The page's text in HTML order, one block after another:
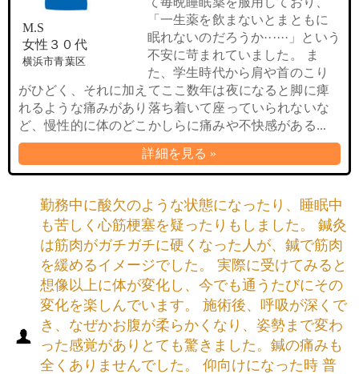
M.S
女性３０代
横浜市青葉区
「一生薬を飲まないとまともに
眠れないのだろうか······」という
不安に苛まれていました。 ま
た、学生時代から肩や首のこり
がひどく、それに加えてここ数年は夜になると脚に痺
れるような痛みがあり落ち着いて座っていられないな
ど、慢性的に体のどこかしらに痛みや不快感がある...
詳細を見る »
勤務中に酸欠のような状態になったり、睡眠中
も苦しく心筋梗塞を疑ったりもしました。 鍼灸
は筋肉がガチガチに硬くなった人が、鍼で筋肉
を緩めるイメージでした。 実際に受けてみると
想像以上に体が変化し、今でも通うたびにその
変化を楽しんでいます。 施術後、呼吸が深くで
き、なぜかお腹が柔らかくなり、姿勢まで変わ
った感覚がありとても驚きました。鍼の痛みも
全くありませんでした。 仰向けになった時 普